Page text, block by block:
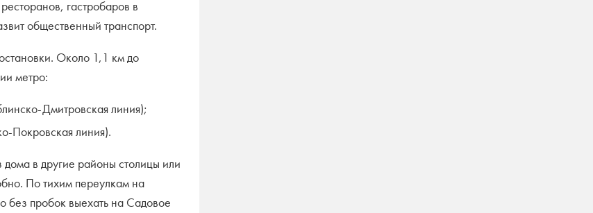
гастробаров в
общественный транспорт.
Около 1,1 км до
метро:
Дмитровская линия);
Покровская линия).
в другие районы столицы или
По тихим переулкам на
без пробок выехать на Садовое